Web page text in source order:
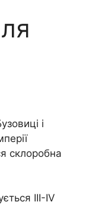
і
склоробна
III-ІV